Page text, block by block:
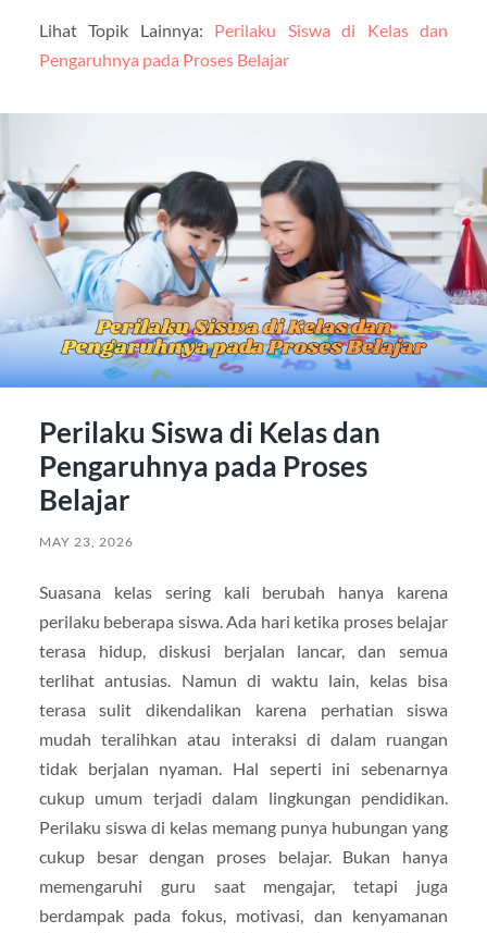
Lihat Topik Lainnya: Perilaku Siswa di Kelas dan
Pengaruhnya pada Proses Belajar
Perilaku Siswa di Kelas dan
Pengaruhnya pada Proses
Belajar
MAY 23, 2026
Suasana kelas sering kali berubah hanya karena
perilaku beberapa siswa. Ada hari ketika proses belajar
terasa hidup, diskusi berjalan lancar, dan semua
terlihat antusias. Namun di waktu lain, kelas bisa
terasa sulit dikendalikan karena perhatian siswa
mudah teralihkan atau interaksi di dalam ruangan
tidak berjalan nyaman. Hal seperti ini sebenarnya
cukup umum terjadi dalam lingkungan pendidikan.
Perilaku siswa di kelas memang punya hubungan yang
cukup besar dengan proses belajar. Bukan hanya
memengaruhi guru saat mengajar, tetapi juga
berdampak pada fokus, motivasi, dan kenyamanan